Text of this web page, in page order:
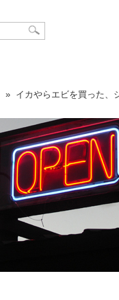
» イカやらエビを買った、